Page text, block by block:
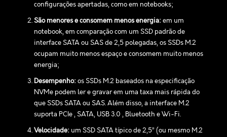
configurações apertadas, como em notebooks;
São menores e consomem menos energia:em um
notebook, em comparação com um SSD padrão de
interface SATA ou SAS de 2,5 polegadas, os SSDs M.2
ocupam muito menos espaço e consomem muito menos
energia;
Desempenho:os SSDs M.2 baseados na especificação
NVMe podem ler e gravar em uma taxa mais rápida do
que SSDs SATA ou SAS. Além disso, a interface M.2
suporta PCIe , SATA, USB 3.0 , Bluetooth e Wi-Fi.
Velocidade:um SSD SATA típico de 2,5” (ou mesmo M.2